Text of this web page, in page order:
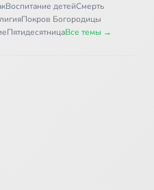
Воспитание детейСмерть
Покров Богородицы
ПятидесятницаВсе темы →